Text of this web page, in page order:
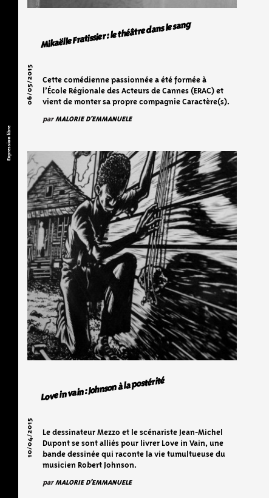
Expression libre
Mikaëlle Fratissier : le théâtre dans le sang
06/05/2015
Cette comédienne passionnée a été formée à
l’École Régionale des Acteurs de Cannes (ERAC) et
vient de monter sa propre compagnie Caractère(s).
parMALORIE D'EMMANUELE
Love in vain : Johnson à la postérité
10/04/2015
Le dessinateur Mezzo et le scénariste Jean-Michel
Dupont se sont alliés pour livrer Love in Vain, une
bande dessinée qui raconte la vie tumultueuse du
musicien Robert Johnson.
parMALORIE D'EMMANUELE